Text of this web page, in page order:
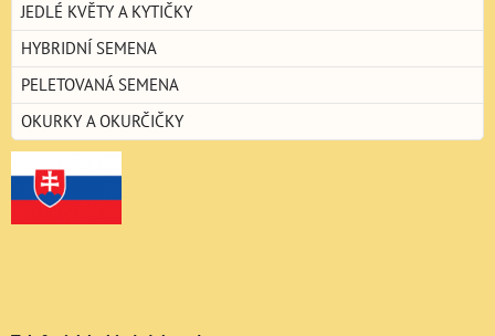
JEDLÉ KVĚTY A KYTIČKY
HYBRIDNÍ SEMENA
PELETOVANÁ SEMENA
OKURKY A OKURČIČKY